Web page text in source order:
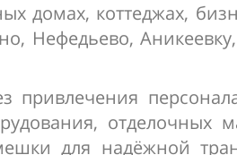
домах, коттеджах,
Нефедьево,
привлечения
отделочных
для надёжной